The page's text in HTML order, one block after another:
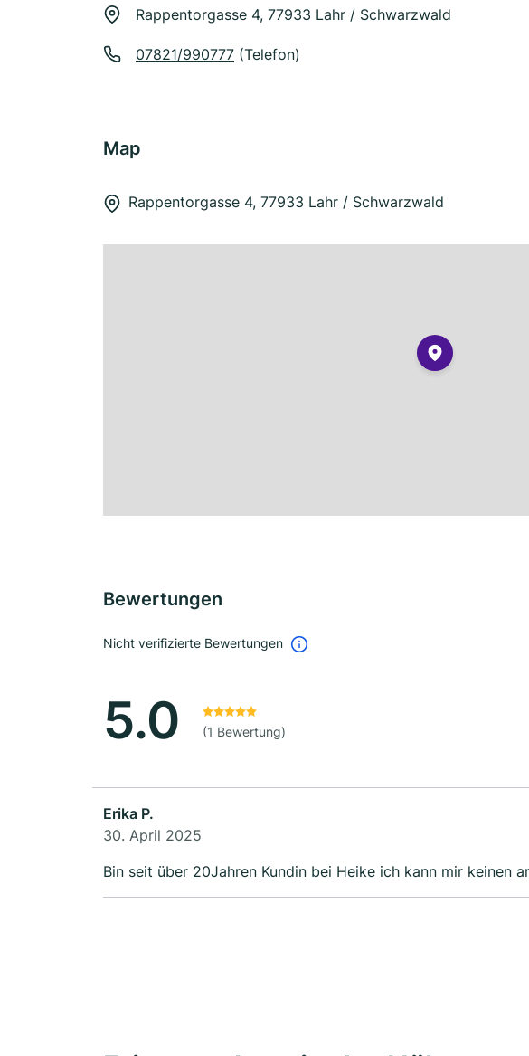
Rappentorgasse 4, 77933 Lahr / Schwarzwald
07821/990777 (Telefon)
Map
Rappentorgasse 4, 77933 Lahr / Schwarzwald
Bewertungen
Nicht verifizierte Bewertungen
5.0 (1 Bewertung)
Erika P.
30. April 2025
Bin seit über 20Jahren Kundin bei Heike ich kann mir keinen